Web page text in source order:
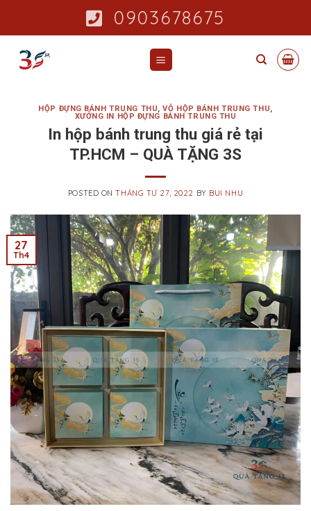
0903678675
HỘP ĐỰNG BÁNH TRUNG THU,VỎ HỘP BÁNH TRUNG THU,
XƯỞNG IN HỘP ĐỰNG BÁNH TRUNG THU
In hộp bánh trung thu giá rẻ tại
TP.HCM – QUÀ TẶNG 3S
POSTED ONTHÁNG TƯ 27, 2022 BY BUI NHU
27
Th4